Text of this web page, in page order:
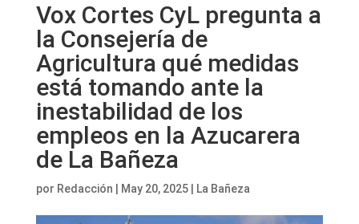
Vox Cortes CyL pregunta a
la Consejería de
Agricultura qué medidas
está tomando ante la
inestabilidad de los
empleos en la Azucarera
de La Bañeza
por Redacción May 20, 2025| La Bañeza